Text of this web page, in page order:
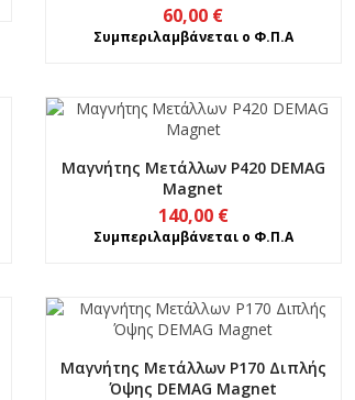
60,00 €
Συμπεριλαμβάνεται ο Φ.Π.Α
Μαγνήτης Μετάλλων P420 DEMAG
Magnet
140,00 €
Συμπεριλαμβάνεται ο Φ.Π.Α
Μαγνήτης Μετάλλων P170 Διπλής
Όψης DEMAG Magnet